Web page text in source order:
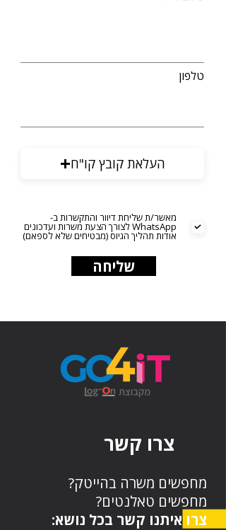
טלפון
העלאת קובץ קו"ח
מאשר/ת שליחת דיוור והתקשרות ב-
WhatsApp לצורך הצעת משרות ועדכונים
אודות תהליך הגיוס (מבטיחים שלא לספאם)
שליחה
צרו קשר
מחפשים משרה בהייטק?
מחפשים טאלנטים?
צרו איתנו קשר בכל נושא: